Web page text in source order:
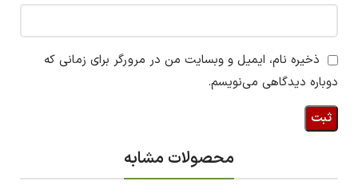
ذخیره نام، ایمیل و وبسایت من در مرورگر برای زمانی که
دوباره دیدگاهی می‌نویسم.
محصولات مشابه